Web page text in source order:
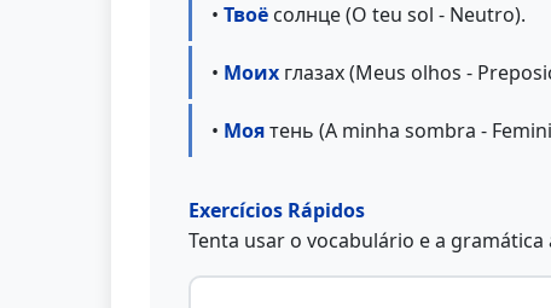
• Твоё солнце (O teu sol - Neutro).
• Моих глазах (Meus olhos -
• Моятень (A minha sombra -
Exercícios Rápidos
Tenta usar o vocabulário e a gramática